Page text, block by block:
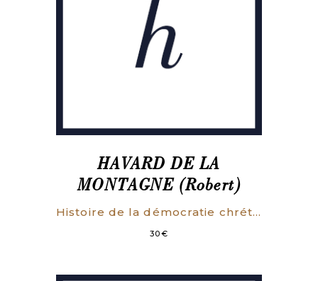
HAVARD DE LA
MONTAGNE (Robert)
Histoire de la démocratie chrétienne de Lamennais à Georges Bidault.
30€